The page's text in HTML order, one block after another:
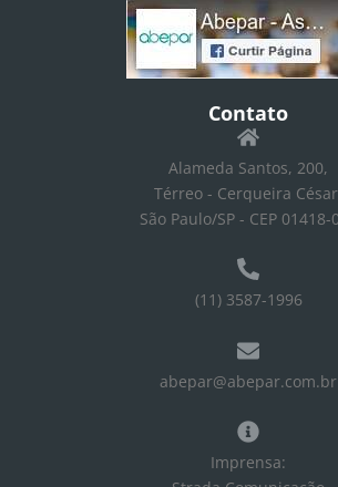
Contato
Alameda Santos, 200,
Térreo - Cerqueira
São Paulo/SP - CEP 01418-
(11) 3587-1996
abepar@abepar.com.br
Imprensa: